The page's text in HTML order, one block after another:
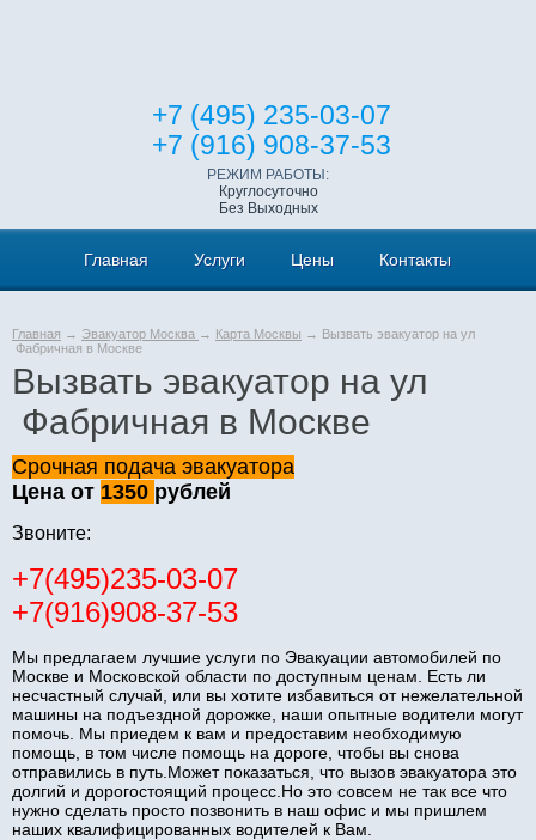
+7 (495) 235-03-07
+7 (916) 908-37-53
РЕЖИМ РАБОТЫ:
Круглосуточно
Без Выходных
Главная Услуги Цены Контакты
Главная → Эвакуатор Москва → Карта Москвы → Вызвать эвакуатор на ул
Фабричная в Москве
Вызвать эвакуатор на ул
Фабричная в Москве
Срочная подача эвакуатора
Цена от 1350 рублей
Звоните:
+7(495)235-03-07
+7(916)908-37-53
Мы предлагаем лучшие услуги по Эвакуации автомобилей по
Москве и Московской области по доступным ценам. Есть ли
несчастный случай, или вы хотите избавиться от нежелательной
машины на подъездной дорожке, наши опытные водители могут
помочь. Мы приедем к вам и предоставим необходимую
помощь, в том числе помощь на дороге, чтобы вы снова
отправились в путь.Может показаться, что вызов эвакуатора это
долгий и дорогостоящий процесс.Но это совсем не так все что
нужно сделать просто позвонить в наш офис и мы пришлем
наших квалифицированных водителей к Вам.